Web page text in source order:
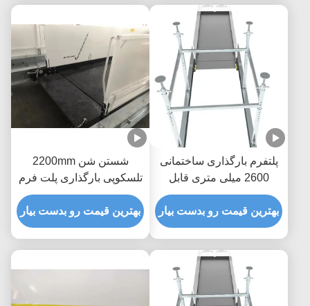
پلتفرم بارگذاری ساختمانی
2600 میلی متری قابل
کشش ضد خوردگی
بهترین قیمت رو بدست بیار
شستن شن 2200mm
تلسکوپی بارگذاری پلت فرم
برای ساختمان
بهترین قیمت رو بدست بیار